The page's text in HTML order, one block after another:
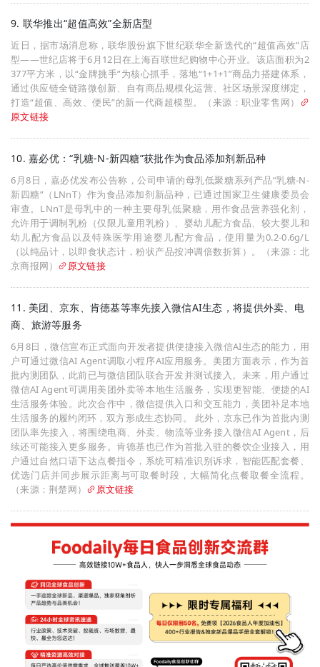
9. 联华推出“超值高效”全新店型
近日，据市场消息称，联华股份旗下世纪联华全新迭代的“超值高效”店
型——世纪店将于6月12日在上海百联世纪购物中心开业。该店面积为2
377平方米，以“金牌挑手”为核心抓手，落地“1+1+1”商品力搭建体系，
通过供应链全链路微创新、自有商品规模化运营、社区场景深度绑定，
打造“超值、高效、便民”的新一代商超模型。（来源：职业零售网）
原文链接
10. 嘉必优：“乳糖-N-新四糖”获批作为食品添加剂新品种
6月8日，嘉必优发布公告称，公司申请的母乳低聚糖系列产品“乳糖-N-
新四糖”（LNnT）作为食品添加剂新品种，已通过国家卫生健康委员会
审查。LNnT是母乳中的一种主要母乳低聚糖，用作食品营养强化剂，
允许用于调制乳粉（仅限儿童用乳粉）、婴幼儿配方食品、较大婴儿和
幼儿配方食品以及特殊医学用途婴儿配方食品，使用量为0.2-0.6g/L
（以纯品计，以即食状态计，粉状产品按冲调倍数折算）。（来源：北
京商报网）
原文链接
11. 美团、京东、肯德基等率先接入微信AI生态，将提供外卖、电
商、旅游等服务
6月8日，微信宣布正式面向开发者提供便捷接入微信AI生态的能力，用
户可通过微信AI Agent调取小程序AI应用服务。美团方面表示，作为首
批内测团队，此前已与微信团队联合开发并测试接入。未来，用户通过
微信AI Agent可调用美团外卖等本地生活服务，实现更智能、便捷的AI
生活服务体验。此次合作中，微信提供入口和交互能力，美团补足本地
生活服务的履约闭环，双方形成生态协同。 此外，京东已作为首批内测
团队率先接入，将围绕电商、外卖、物流等业务接入微信AI Agent，后
续还可能接入更多服务。肯德基也已作为首批入驻的餐饮企业接入，用
户通过自然口语下达点餐指令，系统可精准识别诉求，智能匹配套餐、
优选门店并同步展示距离与可取餐时段，大幅简化点餐取餐全流程。
（来源：荆楚网）
原文链接